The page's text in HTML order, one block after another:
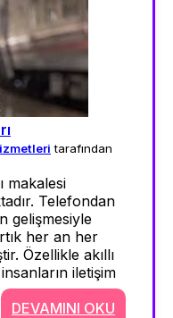
tarafından
makalesi
Telefondan
gelişmesiyle
her an her
Özellikle akıllı
iletişim
DEVAMINI OKU